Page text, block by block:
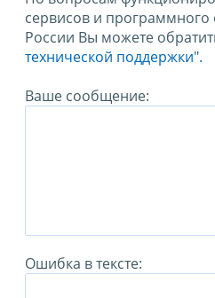
сервисов и
России Вы можете
технической поддержки".
Ваше сообщение:
Ошибка в тексте: